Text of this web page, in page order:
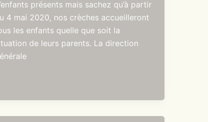
présents mais sachez qu’à partir
4 mai 2020, nos crèches accueilleront
les enfants quelle que soit la
de leurs parents. La direction